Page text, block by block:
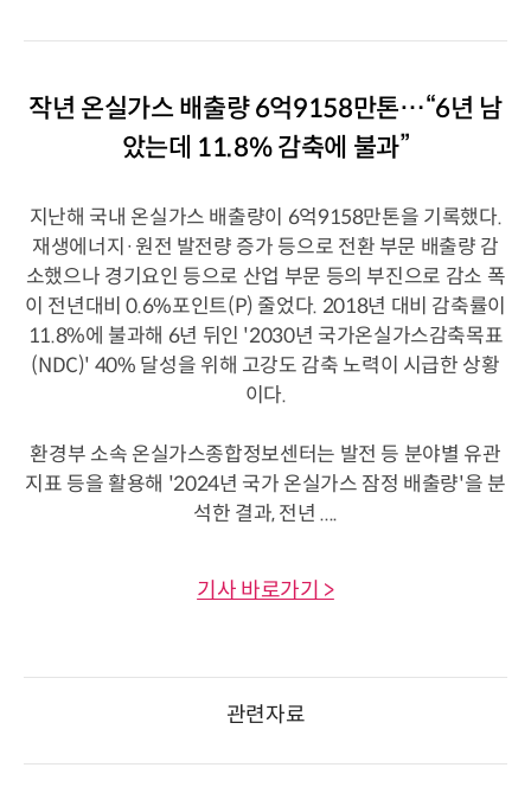
작년 온실가스 배출량 6억9158만톤…“6년 남
았는데 11.8% 감축에 불과”
지난해 국내 온실가스 배출량이 6억9158만톤을 기록했다.
재생에너지·원전 발전량 증가 등으로 전환 부문 배출량 감
소했으나 경기요인 등으로 산업 부문 등의 부진으로 감소 폭
이 전년대비 0.6%포인트(P) 줄었다. 2018년 대비 감축률이
11.8%에 불과해 6년 뒤인 '2030년 국가온실가스감축목표
(NDC)' 40% 달성을 위해 고강도 감축 노력이 시급한 상황
이다.
환경부 소속 온실가스종합정보센터는 발전 등 분야별 유관
지표 등을 활용해 '2024년 국가 온실가스 잠정 배출량'을 분
석한 결과, 전년 ....
기사 바로가기 >
관련자료